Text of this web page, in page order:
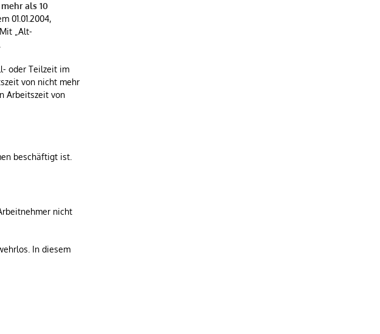
mehr als 10
01.01.2004,
„Alt-
oder Teilzeit im
von nicht mehr
Arbeitszeit von
beschäftigt ist.
nicht
In diesem